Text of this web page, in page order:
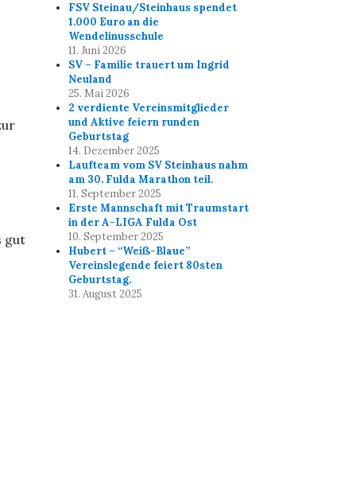
gut
FSV Steinau/Steinhaus spendet
1.000 Euro an die
Wendelinusschule
11. Juni 2026
SV – Familie trauert um Ingrid
Neuland
25. Mai 2026
2 verdiente Vereinsmitglieder
und Aktive feiern runden
Geburtstag
14. Dezember 2025
Laufteam vom SV Steinhaus nahm
am 30. Fulda Marathon teil.
11. September 2025
Erste Mannschaft mit Traumstart
in der A-LIGA Fulda Ost
10. September 2025
Hubert – “Weiß-Blaue”
Vereinslegende feiert 80sten
Geburtstag.
31. August 2025